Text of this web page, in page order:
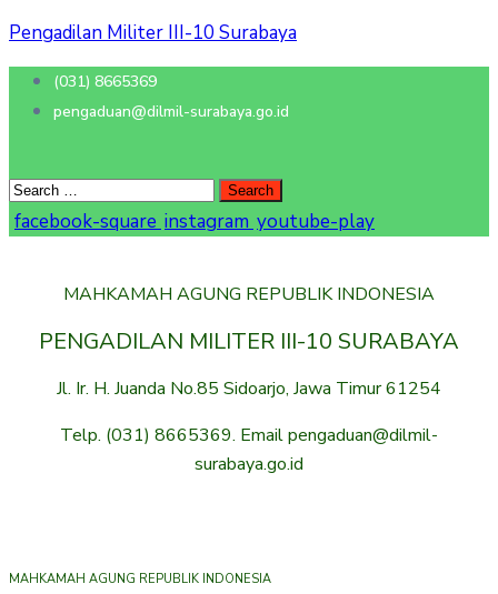
Pengadilan Militer III-10 Surabaya
(031) 8665369
pengaduan@dilmil-surabaya.go.id
facebook-square instagram youtube-play
MAHKAMAH AGUNG REPUBLIK INDONESIA
PENGADILAN MILITER III-10 SURABAYA
Jl. Ir. H. Juanda No.85 Sidoarjo, Jawa Timur 61254
Telp. (031) 8665369. Email pengaduan@dilmil-
surabaya.go.id
MAHKAMAH AGUNG REPUBLIK INDONESIA